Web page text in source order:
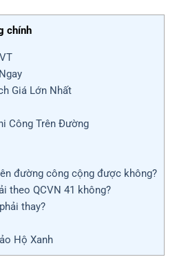
chính
Giá Lớn Nhất
Công Trên Đường
đường công cộng được không?
theo QCVN 41 không?
thay?
Hộ Xanh